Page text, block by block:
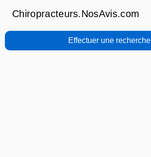
Chiropracteurs.NosAvis.com
Effectuer une recherche